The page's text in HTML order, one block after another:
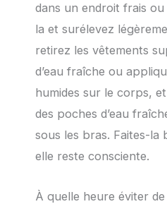
dans un endroit frais
la et surélevez
retirez les vêtements
d’eau fraîche ou
humides sur le corps,
des poches d’eau
sous les bras. Faites-la
elle reste consciente.
À quelle heure éviter